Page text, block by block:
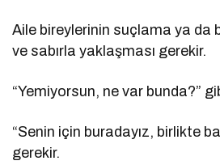
Aile bireylerinin suçlama ya da
ve sabırla yaklaşması gerekir.
“Yemiyorsun, ne var bunda?”
“Senin için buradayız, birlikte
gerekir.